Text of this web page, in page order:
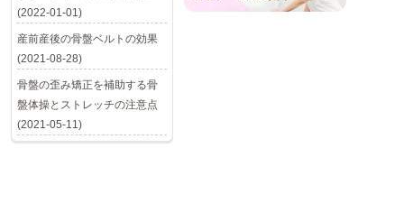
(2022-01-01)
産前産後の骨盤ベルトの効果
(2021-08-28)
骨盤の歪み矯正を補助する骨
盤体操とストレッチの注意点
(2021-05-11)